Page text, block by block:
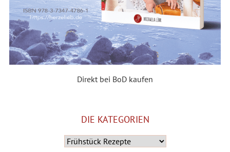
Direkt bei BoD kaufen
DIE KATEGORIEN